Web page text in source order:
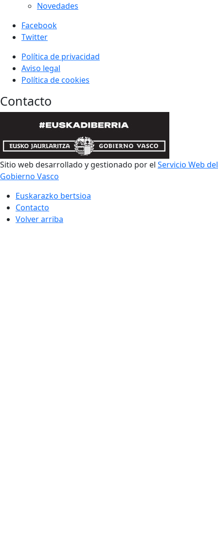
Novedades
Facebook
Twitter
Política de privacidad
Aviso legal
Política de cookies
Contacto
Sitio web desarrollado y gestionado por el Servicio Web del
Gobierno Vasco
Euskarazko bertsioa
Contacto
Volver arriba